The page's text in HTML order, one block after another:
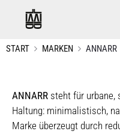
START MARKEN ANNARR
ANNARR steht für urbane,
Haltung: minimalistisch,
Marke überzeugt durch